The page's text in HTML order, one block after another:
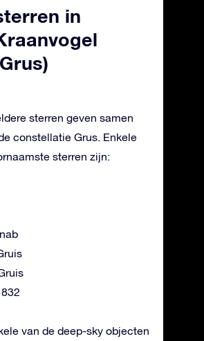
in
sterren geven samen
constellatie Grus. Enkele
sterren zijn:
van de deep-sky objecten